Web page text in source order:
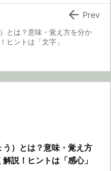
とは？意味・覚え方を分か
ヒントは「文字」
 Prev
う）とは？意味・覚え方
説！ヒントは「感心」